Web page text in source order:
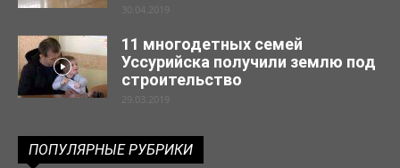
30.04.2019
11 многодетных семей
Уссурийска получили землю под
строительство
29.03.2019
ПОПУЛЯРНЫЕ РУБРИКИ